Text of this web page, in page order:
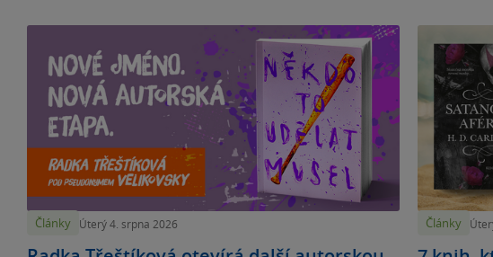
Články Úterý 4. srpna 2026 Články